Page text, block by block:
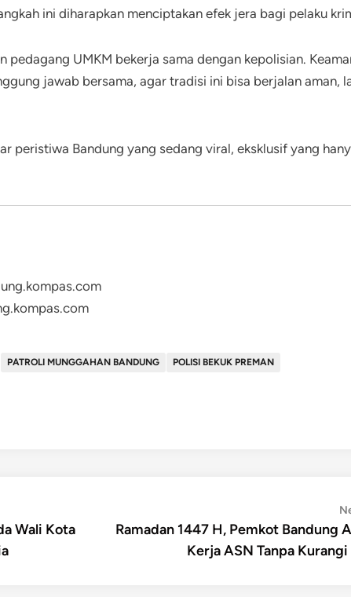
ini diharapkan menciptakan efek jera bagi pelaku
pedagang UMKM bekerja sama dengan kepolisian.
jawab bersama, agar tradisi ini bisa berjalan aman,
peristiwa Bandung yang sedang viral, eksklusif yang
PATROLI MUNGGAHAN BANDUNG
POLISI BEKUK PREMAN
Wali Kota
Ramadan 1447 H, Pemkot Bandung
Kerja ASN Tanpa